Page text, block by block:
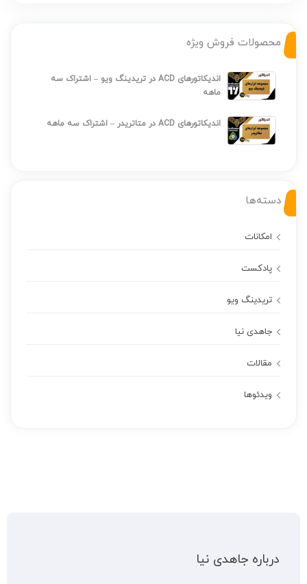
محصولات فروش ویژه
اندیکاتورهای ACD در تریدینگ ویو – اشتراک سه
ماهه
اندیکاتورهای ACD در متاتریدر – اشتراک سه ماهه
دسته‌ها
امکانات
پادکست
تریدینگ ویو
جاهدی نیا
مقالات
ویدئوها
درباره جاهدی نیا